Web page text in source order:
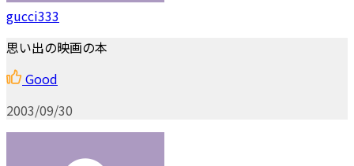
gucci333
思い出の映画の本
Good
2003/09/30